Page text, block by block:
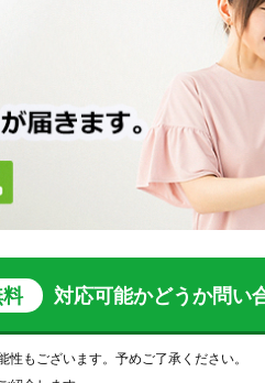
対応可能かどうか問い
もございます。予めご了承ください。